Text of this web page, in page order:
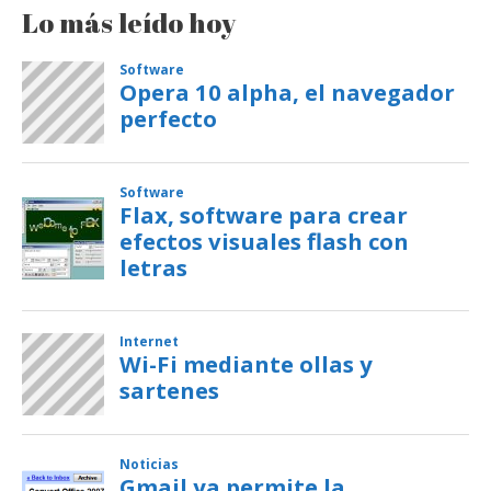
Lo más leído hoy